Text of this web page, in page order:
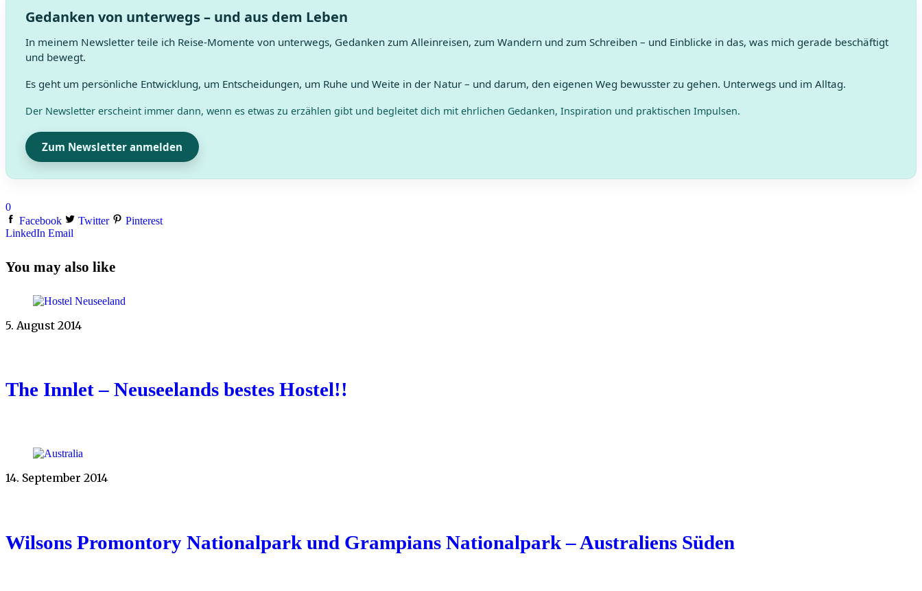
Gedanken von unterwegs – und aus dem Leben
In meinem Newsletter teile ich Reise-Momente von unterwegs, Gedanken zum Alleinreisen, zum Wandern und zum Schreiben – und Einblicke in das, was mich gerade beschäftigt
und bewegt.
Es geht um persönliche Entwicklung, um Entscheidungen, um Ruhe und Weite in der Natur – und darum, den eigenen Weg bewusster zu gehen. Unterwegs und im Alltag.
Der Newsletter erscheint immer dann, wenn es etwas zu erzählen gibt und begleitet dich mit ehrlichen Gedanken, Inspiration und praktischen Impulsen.
Zum Newsletter anmelden
0
Facebook
Twitter
Pinterest
LinkedIn Email
You may also like
5. August 2014
The Innlet – Neuseelands bestes Hostel!!
14. September 2014
Wilsons Promontory Nationalpark und Grampians Nationalpark – Australiens Süden